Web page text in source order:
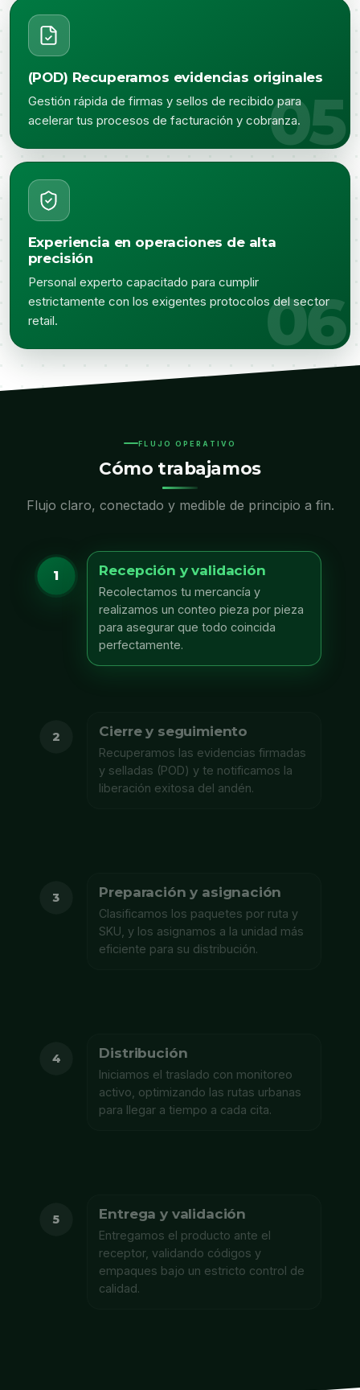
(POD) Recuperamos evidencias originales
Gestión rápida de firmas y sellos de recibido para
acelerar tus procesos de facturación y cobranza.
Experiencia en operaciones de alta
precisión
Personal experto capacitado para cumplir
estrictamente con los exigentes protocolos del sector
retail.
FLUJO OPERATIVO
Cómo trabajamos
Flujo claro, conectado y medible de principio a fin.
1 Recepción y validación
Recolectamos tu mercancía y
realizamos un conteo pieza por pieza
para asegurar que todo coincida
perfectamente.
2 Cierre y seguimiento
Recuperamos las evidencias firmadas
y selladas (POD) y te notificamos la
liberación exitosa del andén.
3 Preparación y asignación
Clasificamos los paquetes por ruta y
SKU, y los asignamos a la unidad más
eficiente para su distribución.
4 Distribución
Iniciamos el traslado con monitoreo
activo, optimizando las rutas urbanas
para llegar a tiempo a cada cita.
5 Entrega y validación
Entregamos el producto ante el
receptor, validando códigos y
empaques bajo un estricto control de
calidad.